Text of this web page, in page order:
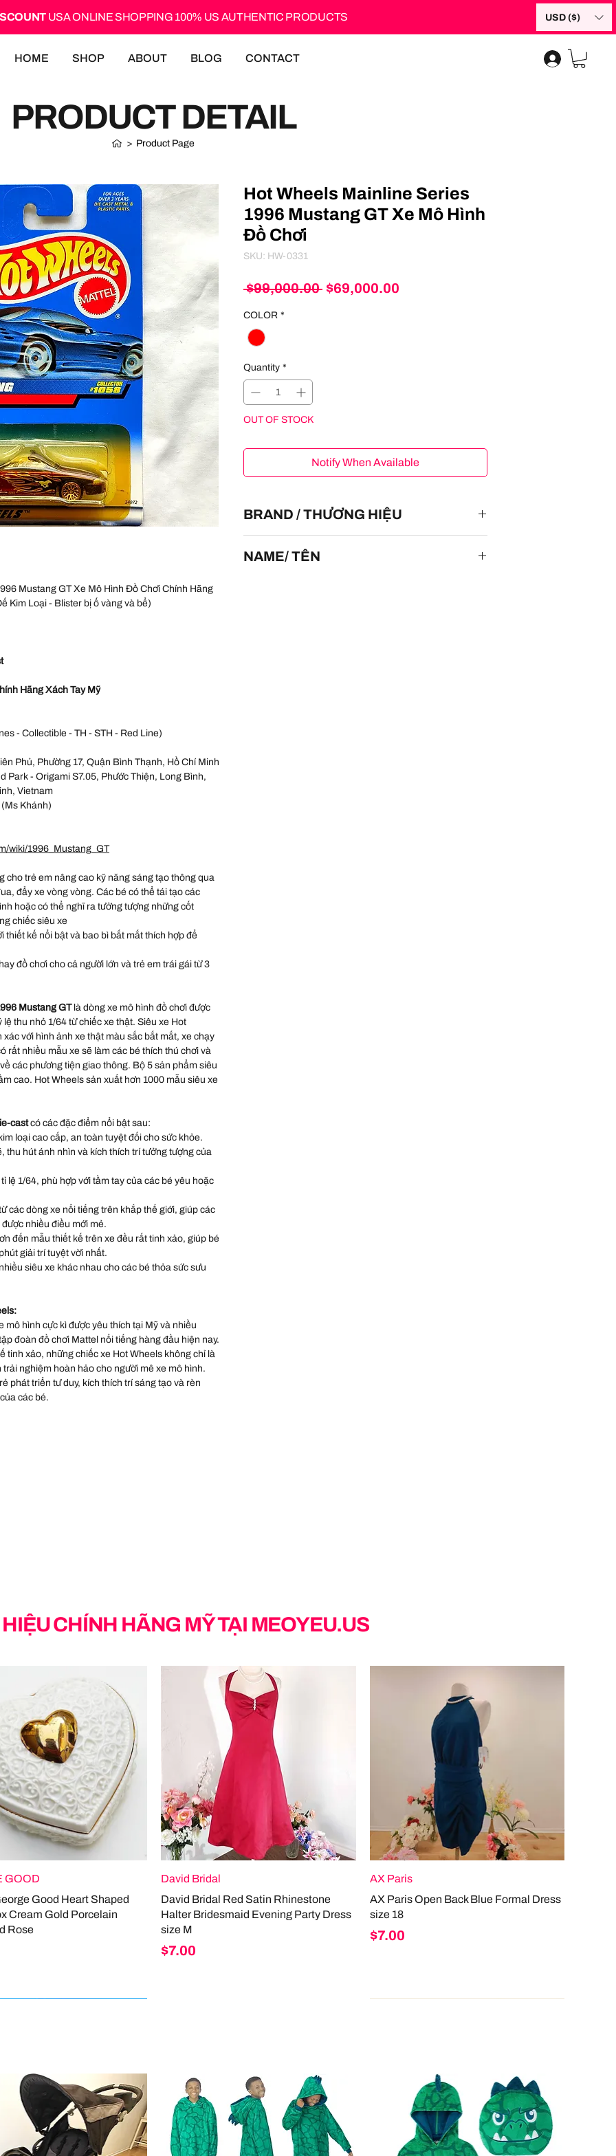
USA ONLINE SHOPPING 100% US AUTHENTIC PRODUCTS
HOME SHOP ABOUT BLOG CONTACT
USD ($)
PRODUCT DETAIL
> Product Page
Mustang GT Xe Mô Hình Đồ Chơi Chính Hãng
Kim Loại - Blister bị ố vàng và bể)
Hãng Xách Tay Mỹ
- Collectible - TH - STH - Red Line)
Phủ, Phường 17, Quận Bình Thạnh, Hồ Chí Minh
Park - Origami S7.05, Phước Thiện, Long Bình,
Vietnam
Khánh)
wiki/1996_Mustang_GT
cho trẻ em nâng cao kỹ năng sáng tạo thông qua
đẩy xe vòng vòng. Các bé có thể tái tạo các
hoặc có thể nghĩ ra tưởng tượng những cốt
chiếc siêu xe
thiết kế nổi bật và bao bì bắt mắt thích hợp để
đồ chơi cho cả người lớn và trẻ em trái gái từ 3
Mustang GT là dòng xe mô hình đồ chơi được
thu nhỏ 1/64 từ chiếc xe thật. Siêu xe Hot
với hình ảnh xe thật màu sắc bắt mắt, xe chạy
rất nhiều mẫu xe sẽ làm các bé thích thú chơi và
các phương tiện giao thông. Bộ 5 sản phẩm siêu
cao. Hot Wheels sản xuất hơn 1000 mẫu siêu xe
castcó các đặc điểm nổi bật sau:
loại cao cấp, an toàn tuyệt đối cho sức khỏe.
thu hút ánh nhìn và kích thích trí tưởng tượng của
lệ 1/64, phù hợp với tầm tay của các bé yêu hoặc
các dòng xe nổi tiếng trên khắp thế giới, giúp các
nhiều điều mới mẻ.
đến mẫu thiết kế trên xe đều rất tinh xảo, giúp bé
giải trí tuyệt vời nhất.
siêu xe khác nhau cho các bé thỏa sức sưu
mô hình cực kì được yêu thích tại Mỹ và nhiều
đoàn đồ chơi Mattel nổi tiếng hàng đầu hiện nay.
tinh xảo, những chiếc xe Hot Wheels không chỉ là
nghiệm hoàn hảo cho người mê xe mô hình.
phát triển tư duy, kích thích trí sáng tạo và rèn
các bé.
Hot Wheels Mainline Series
1996 Mustang GT Xe Mô Hình
Đồ Chơi
SKU: HW-0331
$99,000.00 Regular
$69,000.00
COLOR *
Quantity *
OUT OF STOCK
Notify When Available
BRAND / THƯƠNG HIỆU
NAME/ TÊN
CHÍNH HÃNG MỸ TẠI MEOYEU.US
GOOD
Good Heart Shaped
Cream Gold Porcelain
Rose
David Bridal
David Bridal Red Satin Rhinestone
Halter Bridesmaid Evening Party Dress
size M
Price
$7.00
AX Paris
AX Paris Open Back Blue Formal Dress
size 18
Price
$7.00